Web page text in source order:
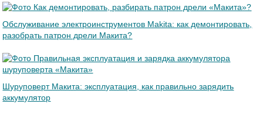
Обслуживание электроинструментов Makita: как демонтировать,
разобрать патрон дрели Макита?
Шуруповерт Макита: эксплуатация, как правильно зарядить
аккумулятор